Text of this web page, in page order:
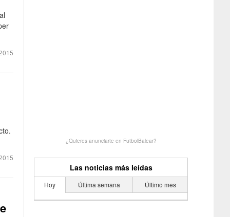
¿Quieres anunciarte en FutbolBalear?
Las noticias más leídas
Hoy Última semana Último mes